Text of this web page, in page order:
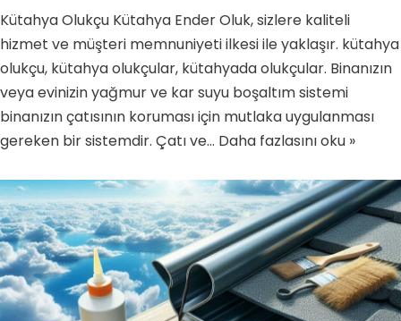
Kütahya Olukçu Kütahya Ender Oluk, sizlere kaliteli
hizmet ve müşteri memnuniyeti ilkesi ile yaklaşır. kütahya
olukçu, kütahya olukçular, kütahyada olukçular. Binanızın
veya evinizin yağmur ve kar suyu boşaltım sistemi
binanızın çatısının koruması için mutlaka uygulanması
gereken bir sistemdir. Çatı ve… Daha fazlasını oku »